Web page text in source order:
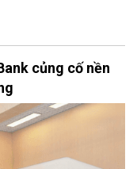
củng cố nền